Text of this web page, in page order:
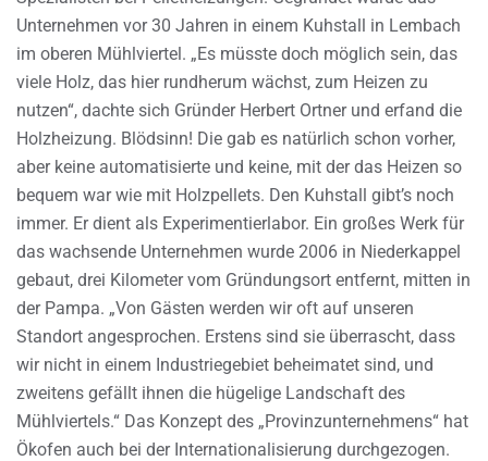
Unternehmen vor 30 Jahren in einem Kuhstall in Lembach
im oberen Mühlviertel. „Es müsste doch möglich sein, das
viele Holz, das hier rundherum wächst, zum Heizen zu
nutzen“, dachte sich Gründer Herbert Ortner und erfand die
Holzheizung. Blödsinn! Die gab es natürlich schon vorher,
aber keine automatisierte und keine, mit der das Heizen so
bequem war wie mit Holzpellets. Den Kuhstall gibt’s noch
immer. Er dient als Experimentierlabor. Ein großes Werk für
das wachsende Unternehmen wurde 2006 in Niederkappel
gebaut, drei Kilometer vom Gründungsort entfernt, mitten in
der Pampa. „Von Gästen werden wir oft auf unseren
Standort angesprochen. Erstens sind sie überrascht, dass
wir nicht in einem Industriegebiet beheimatet sind, und
zweitens gefällt ihnen die hügelige Landschaft des
Mühlviertels.“ Das Konzept des „Provinzunternehmens“ hat
Ökofen auch bei der Internationalisierung durchgezogen.